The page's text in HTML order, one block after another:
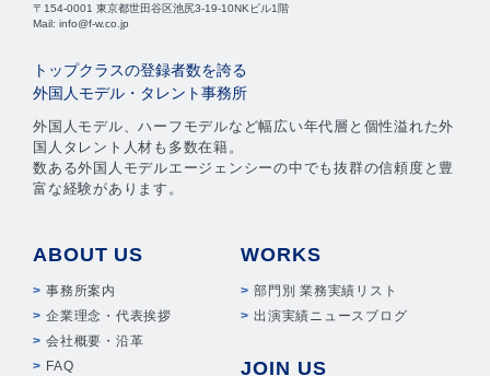
〒154-0001 東京都世田谷区池尻3-19-10NKビル1階
Mail: info@f-w.co.jp
トップクラスの登録者数を誇る
外国人モデル・タレント事務所
外国人モデル、ハーフモデルなど幅広い年代層と個性溢れた外
国人タレント人材も多数在籍。
数ある外国人モデルエージェンシーの中でも抜群の信頼度と豊
富な経験があります。
ABOUT US
事務所案内
企業理念・代表挨拶
会社概要・沿革
FAQ
WORKS
部門別 業務実績リスト
出演実績ニュースブログ
JOIN US